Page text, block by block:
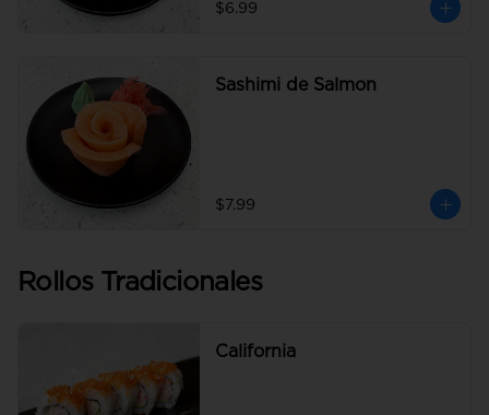
$6.99
Sashimi de Salmon
$7.99
Rollos Tradicionales
California